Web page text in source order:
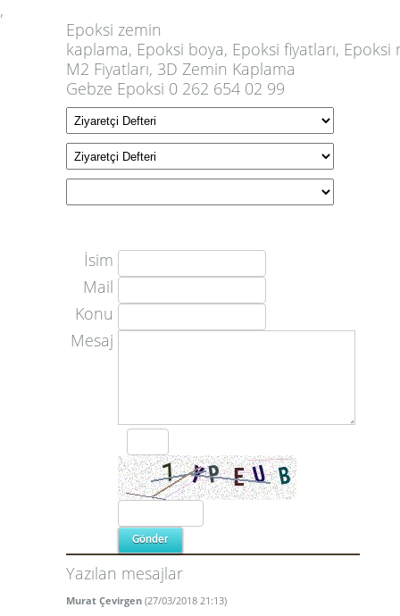
,
Epoksi zemin
kaplama, Epoksi boya, Epoksi fiyatları, Epoksi
M2 Fiyatları, 3D Zemin Kaplama
Gebze Epoksi 0 262 654 02 99
İsim
Mail
Konu
Mesaj
Yazılan mesajlar
Murat Çevirgen (27/03/2018 21:13)